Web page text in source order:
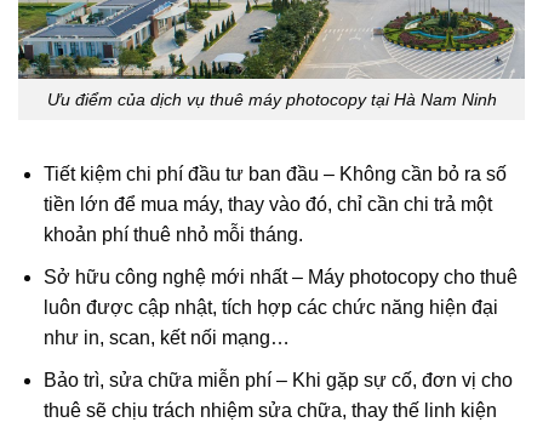
Ưu điểm của dịch vụ thuê máy photocopy tại Hà Nam Ninh
Tiết kiệm chi phí đầu tư ban đầu – Không cần bỏ ra số
tiền lớn để mua máy, thay vào đó, chỉ cần chi trả một
khoản phí thuê nhỏ mỗi tháng.
Sở hữu công nghệ mới nhất – Máy photocopy cho thuê
luôn được cập nhật, tích hợp các chức năng hiện đại
như in, scan, kết nối mạng…
Bảo trì, sửa chữa miễn phí – Khi gặp sự cố, đơn vị cho
thuê sẽ chịu trách nhiệm sửa chữa, thay thế linh kiện